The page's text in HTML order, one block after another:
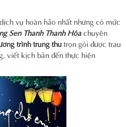
vụ hoàn hảo nhất nhưng có mức
Sen Thanh Thanh Hóachuyên
trình trung thutrọn gói được trau
viết kịch bản đến thực hiện